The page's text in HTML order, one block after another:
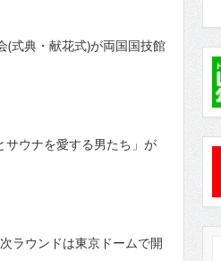
(式典・献花式)が両国国技館
ウナを愛する男たち」が
ラウンドは東京ドームで開